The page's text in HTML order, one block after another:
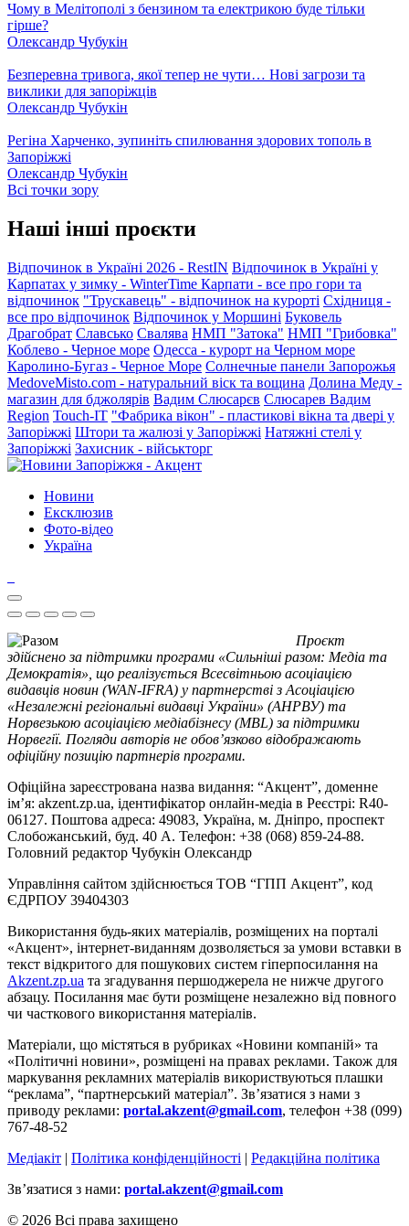
Чому в Мелітополі з бензином та електрикою буде тільки
гірше?
Олександр Чубукін
Безперевна тривога, якої тепер не чути… Нові загрози та
виклики для запоріжців
Олександр Чубукін
Регіна Харченко, зупиніть спилювання здорових тополь в
Запоріжжі
Олександр Чубукін
Всі точки зору
Наші інші проєкти
Відпочинок в Україні 2026 - RestIN Відпочинок в Україні у
Карпатах у зимку - WinterTime Карпати - все про гори та
відпочинок "Трускавець" - відпочинок на курорті Східниця -
все про відпочинок Відпочинок у Моршині Буковель
Драгобрат Славсько Свалява НМП "Затока" НМП "Грибовка"
Коблево - Черное море Одесса - курорт на Черном море
Каролино-Бугаз - Черное Море Солнечные панели Запорожья
MedoveMisto.com - натуральний віск та вощина Долина Меду -
магазин для бджолярів Вадим Слюсарєв Слюсарев Вадим
Region Touch-IT "Фабрика вікон" - пластикові вікна та двері у
Запоріжжі Штори та жалюзі у Запоріжжі Натяжні стелі у
Запоріжжі Захисник - військторг
Новини
Ексклюзив
Фото-відео
Україна
Проєкт
здійснено за підтримки програми «Сильніші разом: Медіа та
Демократія», що реалізується Всесвітньою асоціацією
видавців новин (WAN-IFRA) у партнерстві з Асоціацією
«Незалежні регіональні видавці України» (АНРВУ) та
Норвезькою асоціацією медіабізнесу (MBL) за підтримки
Норвегії. Погляди авторів не обов’язково відображають
офіційну позицію партнерів програми.
Офіційна зареєстрована назва видання: “Акцент”, доменне
ім’я: akzent.zp.ua, ідентифікатор онлайн-медіа в Реєстрі: R40-
06127. Поштова адреса: 49083, Україна, м. Дніпро, проспект
Слобожанський, буд. 40 А. Телефон: +38 (068) 859-24-88.
Головний редактор Чубукін Олександр
Управління сайтом здійснюється ТОВ “ГПП Акцент”, код
ЄДРПОУ 39404303
Використання будь-яких матеріалів, розміщених на порталі
«Акцент», інтернет-виданням дозволяється за умови вставки в
текст відкритого для пошукових систем гіперпосилання на
Akzent.zp.ua та згадування першоджерела не нижче другого
абзацу. Посилання має бути розміщене незалежно від повного
чи часткового використання матеріалів.
Матеріали, що містяться в рубриках «Новини компаній» та
«Політичні новини», розміщені на правах реклами. Також для
маркування рекламних матеріалів використвуються плашки
“реклама”, “партнерський матеріал”. Зв’язатися з нами з
приводу реклами: portal.akzent@gmail.com, телефон +38 (099)
767-48-52
Медіакіт | Політика конфіденційності | Редакційна політика
Зв’язатися з нами: portal.akzent@gmail.com
© 2026 Всі права захищено